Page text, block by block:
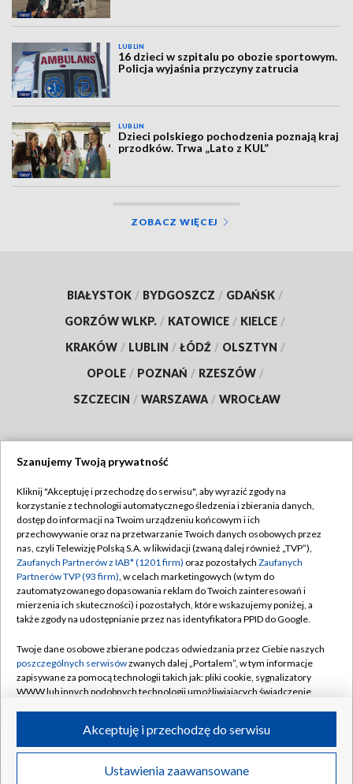
LUBLIN
16 dzieci w szpitalu po obozie sportowym.
Policja wyjaśnia przyczyny zatrucia
LUBLIN
Dzieci polskiego pochodzenia poznają kraj
przodków. Trwa „Lato z KUL”
ZOBACZ WIĘCEJ
BIAŁYSTOK / BYDGOSZCZ / GDAŃSK /
GORZÓW WLKP. / KATOWICE / KIELCE /
KRAKÓW / LUBLIN / ŁÓDŹ / OLSZTYN /
OPOLE / POZNAŃ / RZESZÓW /
SZCZECIN / WARSZAWA / WROCŁAW
TVP
Abonament TVP
Emisja w TVP
Centrum informacji TVP
Naziemna Telewizja Cyfrowa
Rada Programowa
System NOS
Informacje o nadawcy
Program dla prasy
Regulamin TVP
Polityka prywatności
Moje zgody
Pomoc
Kontakt
Kanały
©2026 Telewizja Polska S.A. w likwidacji
Szanujemy Twoją prywatność
Kliknij "Akceptuję i przechodzę do serwisu", aby wyrazić zgody na
korzystanie z technologii automatycznego śledzenia i zbierania danych,
dostęp do informacji na Twoim urządzeniu końcowym i ich
przechowywanie oraz na przetwarzanie Twoich danych osobowych przez
nas, czyli Telewizję Polską S.A. w likwidacji (zwaną dalej również „TVP”),
Zaufanych Partnerów z IAB* (1201 firm) oraz pozostałych Zaufanych
Partnerów TVP (93 firm), w celach marketingowych (w tym do
zautomatyzowanego dopasowania reklam do Twoich zainteresowań i
mierzenia ich skuteczności) i pozostałych, które wskazujemy poniżej, a
także zgody na udostępnianie przez nas identyfikatora PPID do Google.
Twoje dane osobowe zbierane podczas odwiedzania przez Ciebie naszych
poszczególnych serwisówzwanych dalej „Portalem”, w tym informacje
zapisywane za pomocą technologii takich jak: pliki cookie, sygnalizatory
WWW lub innych podobnych technologii umożliwiających świadczenie
ruchu w Internecie.
Twoje dane osobowe zbierane podczas odwiedzania przez Ciebie
poszczególnych serwisówna Portalu, takie jak adresy IP, identyfikatory
Ustawienia zaawansowane
Akceptuję i przechodzę do serwisu